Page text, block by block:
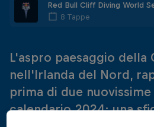
Red Bull Cliff Diving World
8 Tappe
L'aspro paesaggio della
nell'Irlanda del Nord,
prima di due
calendario 2024: una